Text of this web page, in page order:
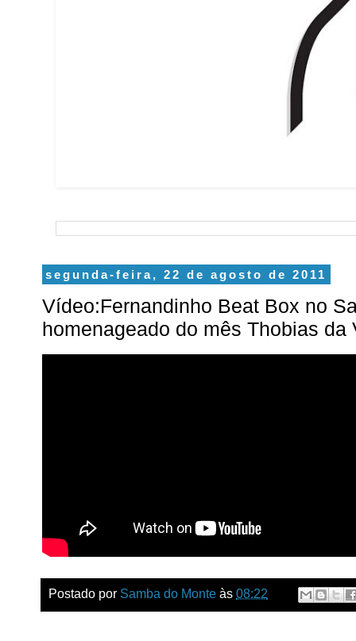
segunda-feira, 22 de agosto de 2011
Vídeo:Fernandinho Beat Box no
homenageado do mês Thobias da
Postado por Samba do Monte às 08:22